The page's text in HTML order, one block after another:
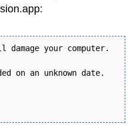
your computer.
on an unknown date.